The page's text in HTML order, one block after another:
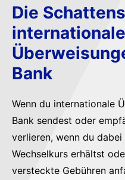
Die
Bank
Wenn du internationale
Bank sendest oder
verlieren, wenn du
Wechselkurs erhältst
versteckte Gebühren